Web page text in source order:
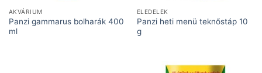
AKVÁRIUM
Panzi gammarus bolharák 400
ml
ELEDELEK
Panzi heti menü teknőstáp 10
g